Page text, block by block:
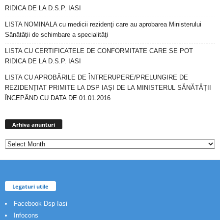
RIDICA DE LA D.S.P. IASI
LISTA NOMINALA cu medicii rezidenţi care au aprobarea Ministerului
Sănătăţii de schimbare a specialităţi
LISTA CU CERTIFICATELE DE CONFORMITATE CARE SE POT
RIDICA DE LA D.S.P. IASI
LISTA CU APROBĂRILE DE ÎNTRERUPERE/PRELUNGIRE DE
REZIDENȚIAT PRIMITE LA DSP IAȘI DE LA MINISTERUL SĂNĂTĂȚII
ÎNCEPÂND CU DATA DE 01.01.2016
Arhiva anunturi
Legaturi utile
Facebook Dsp Iasi
Infocons